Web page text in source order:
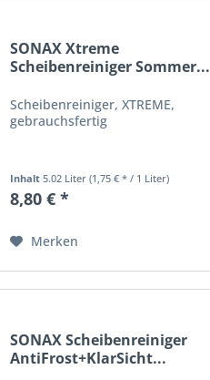
SONAX Xtreme
Scheibenreiniger Sommer...
Scheibenreiniger, XTREME,
gebrauchsfertig
Inhalt5.02 Liter(1,75 € * / 1 Liter)
8,80 € *
Merken
SONAX Scheibenreiniger
AntiFrost+KlarSicht...